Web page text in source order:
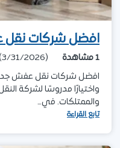
افضل شركات
1مشاهدة
(3/31/2026)
افضل شركات نقل عفش
واختيارًا مدروسًا لشركة
والممتلكات. في…
تابع القراءة